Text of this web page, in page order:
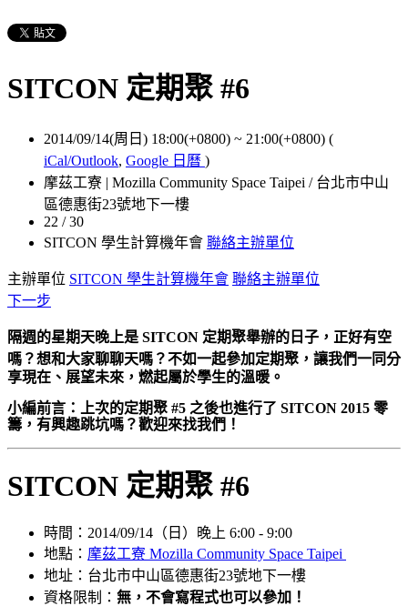
SITCON 定期聚 #6
2014/09/14(周日) 18:00(+0800) ~ 21:00(+0800) (
iCal/Outlook, Google 日曆 )
摩茲工寮 | Mozilla Community Space Taipei / 台北市中山
區德惠街23號地下一樓
22 / 30
SITCON 學生計算機年會 聯絡主辦單位
主辦單位 SITCON 學生計算機年會 聯絡主辦單位
下一步
隔週的星期天晚上是 SITCON 定期聚舉辦的日子，正好有空
嗎？想和大家聊聊天嗎？不如一起參加定期聚，讓我們一同分
享現在、展望未來，燃起屬於學生的溫暖。
小編前言：上次的定期聚 #5 之後也進行了 SITCON 2015 零
籌，有興趣跳坑嗎？歡迎來找我們！
SITCON 定期聚 #6
時間：2014/09/14（日）晚上 6:00 - 9:00
地點： 摩茲工寮 Mozilla Community Space Taipei
地址： 台北市中山區德惠街23號地下一樓
資格限制： 無，不會寫程式也可以參加！